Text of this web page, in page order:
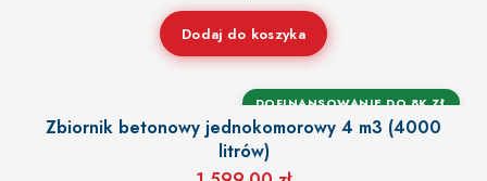
Dodaj do koszyka
DOFINANSOWANIE DO 8K ZŁ
Zbiornik betonowy jednokomorowy 4 m3 (4000
litrów)